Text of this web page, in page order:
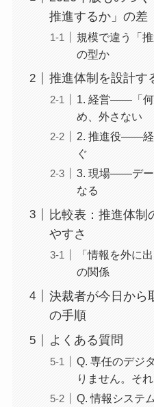
推進するか」の差
規模で違う「
の型か
推進体制を設計す
1. 経営――「何
め、外さない
2. 推進役――経
ぐ
3. 現場――デー
なる
比較表：推進体制
やすさ
「情報を外に
の関係
決裁者が今日から
の手順
よくある質問
Q. 専任のデジ
りません。そ
Q. 情報システ